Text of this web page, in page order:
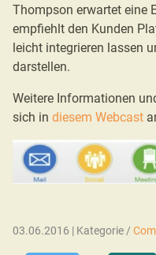
Thompson erwartet eine
empfiehlt den Kunden
leicht integrieren lassen
darstellen.
Weitere Informationen
sich in diesem Webcast
03.06.2016 | Kategorie /